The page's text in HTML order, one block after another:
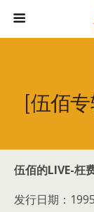
[伍佰
伍佰的LIVE-枉
发行日期：